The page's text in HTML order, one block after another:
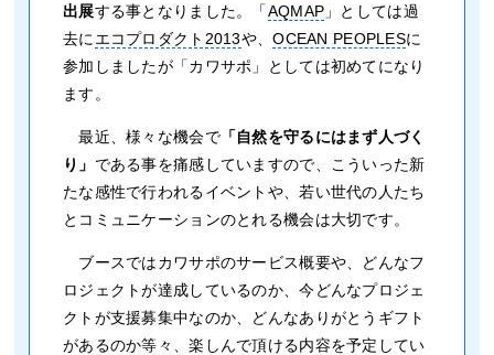
出展する事となりました。「AQMAP 」としては過
去に エコプロダクト2013や、OCEAN PEOPLESに
参加しましたが「カワサポ」としては初めてになり
ます。
最近、様々な機会で「自然を守るにはまず人づく
り」 である事を痛感していますので、こういった新
たな感性で行われるイベントや、若い世代の人たち
とコミュニケーションのとれる機会は大切です。
ブースではカワサポのサービス概要や、どんなフ
ロジェクトが達成しているのか、今どんなプロジェ
クトが支援募集中なのか、どんなありがとうギフト
があるのか等々、楽しんで頂ける内容を予定してい